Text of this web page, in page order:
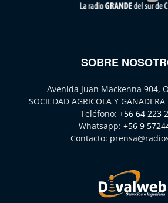
SOBRE
Avenida Juan Mackenna 904,
SOCIEDAD AGRICOLA Y
Teléfono: +56 64 223
Whatsapp: +56 9
Contacto: